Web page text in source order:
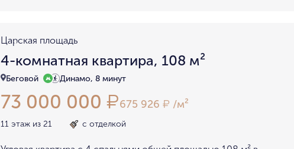
Царская площадь
4-комнатная квартира, 108 м²
Беговой Динамо, 8 минут
73 000 000 ₽675 926 ₽ /м²
11 этаж из 21 с отделкой